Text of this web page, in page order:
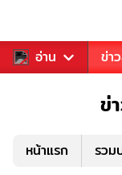
อ่าน
ข่าวบันเทิง ข่า
ข่
หน้าแรก รวม